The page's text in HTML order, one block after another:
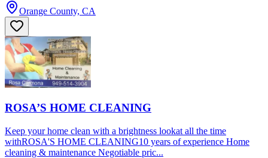
Orange County, CA
ROSA’S HOME CLEANING
Keep your home clean with a brightness lookat all the time
withROSA'S HOME CLEANING10 years of experience Home
cleaning & maintenance Negotiable pric...